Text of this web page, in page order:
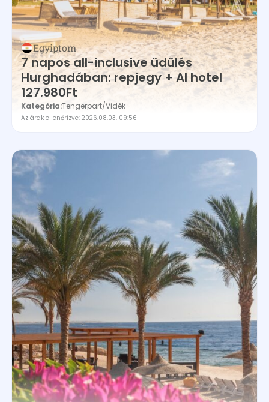
Egyiptom
7 napos all-inclusive üdülés
Hurghadában: repjegy + AI hotel
127.980Ft
Kategória:Tengerpart/Vidék
Az árak ellenőrizve: 2026.08.03. 09:56